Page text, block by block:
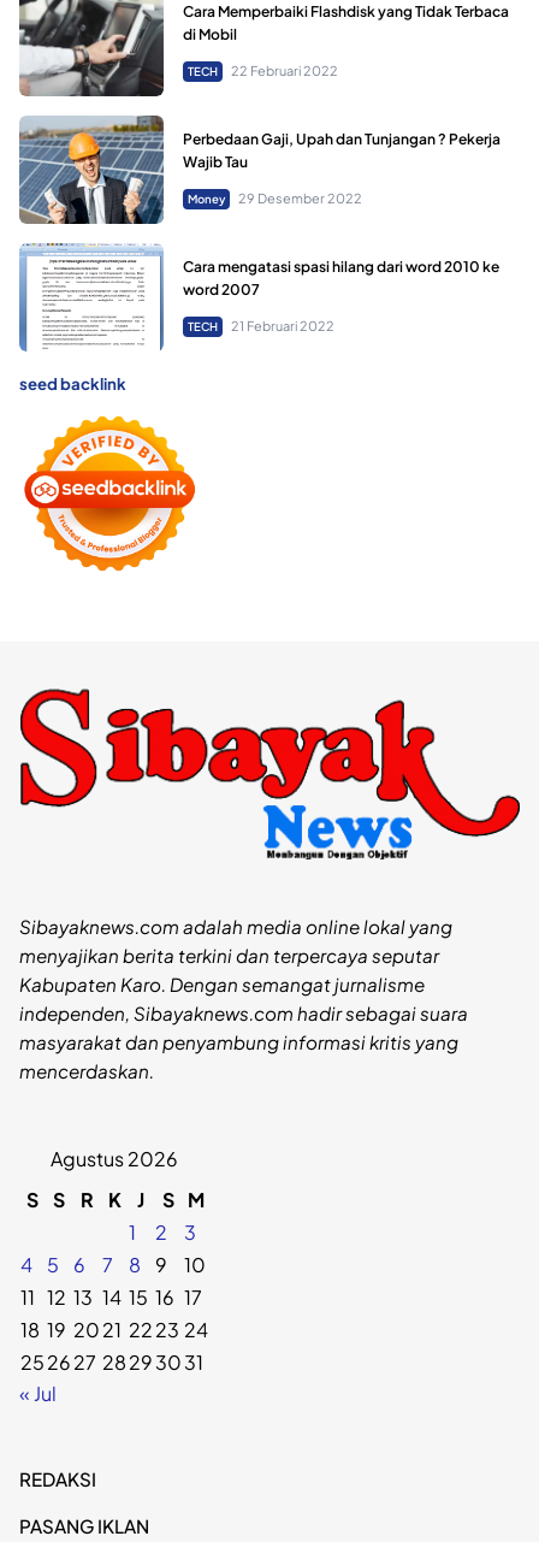
Cara Memperbaiki Flashdisk yang Tidak Terbaca
di Mobil
TECH 22 Februari 2022
Perbedaan Gaji, Upah dan Tunjangan ? Pekerja
Wajib Tau
Money 29 Desember 2022
Cara mengatasi spasi hilang dari word 2010 ke
word 2007
TECH 21 Februari 2022
seed backlink
Sibayaknews.com adalah media online lokal yang
menyajikan berita terkini dan terpercaya seputar
Kabupaten Karo. Dengan semangat jurnalisme
independen, Sibayaknews.com hadir sebagai suara
masyarakat dan penyambung informasi kritis yang
mencerdaskan.
Agustus 2026
S S R K J S M
1
2
3
4
5 6 7 8 9
10
11 12 13 14 15 16 17
18 19 2021 2223 24
252627 28293031
« Jul
REDAKSI
PASANG IKLAN